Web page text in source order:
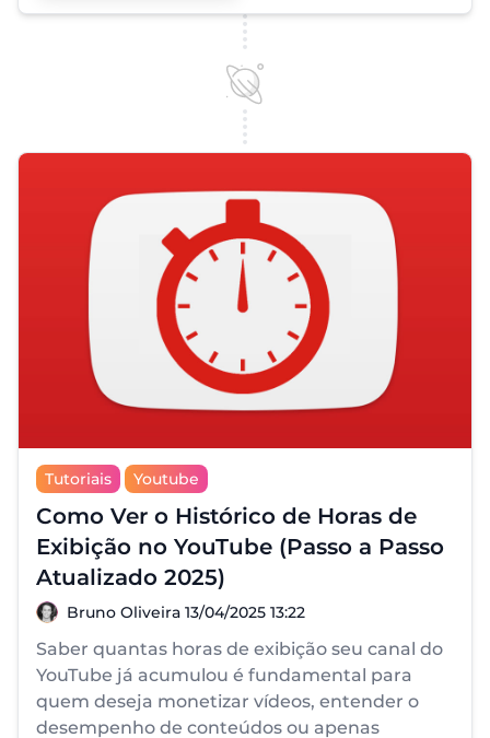
Tutoriais Youtube
Como Ver o Histórico de Horas de
Exibição no YouTube (Passo a Passo
Atualizado 2025)
Bruno Oliveira
Bruno Oliveira 13/04/2025 13:22
Saber quantas horas de exibição seu canal do
YouTube já acumulou é fundamental para
quem deseja monetizar vídeos, entender o
desempenho de conteúdos ou apenas